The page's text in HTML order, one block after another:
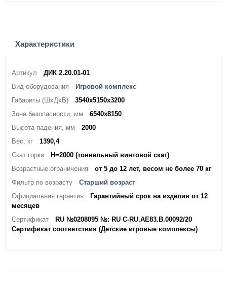
Характеристики
Артикул
ДИК 2.20.01-01
Вид оборудования
Игровой комплекс
Габариты (ШхДхВ)
3540х5150х3200
Зона безопасности, мм
6540х8150
Высота падения, мм
2000
Вес, кг
1390,4
Скат горки
H=2000 (тоннельный винтовой скат)
Возрастные ограничения
от 5 до 12 лет, весом не более 70 кг
Фильтр по возрасту
Старший возраст
Официальная гарантия
Гарантийный срок на изделия от 12
месяцев
Сертификат
RU №0208095 №: RU C-RU.AE83.B.00092/20
Сертификат соответствия (Детские игровые комплексы)